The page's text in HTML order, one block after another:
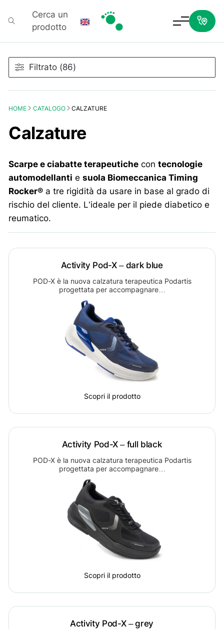
Cerca un
prodotto
HOME CATALOGO CALZATURE
Calzature
Scarpe e ciabatte terapeutiche contecnologie
automodellanti esuola Biomeccanica Timing
Rocker® a tre rigidità da usare in base al grado di
rischio del cliente. L’ideale per il piede diabetico e
reumatico.
Activity Pod-X – dark blue
POD-X è la nuova calzatura terapeutica Podartis
progettata per accompagnare…
Scopri il prodotto
Activity Pod-X – full black
POD-X è la nuova calzatura terapeutica Podartis
progettata per accompagnare…
Scopri il prodotto
Activity Pod-X – grey
Filtrato (86)